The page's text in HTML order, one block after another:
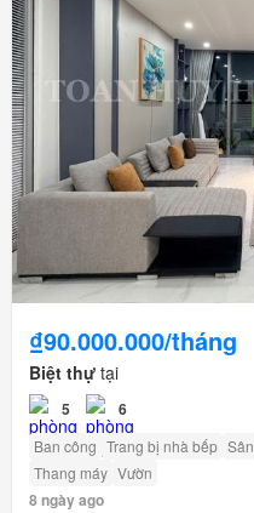
₫90.000.000/tháng
Biệt thự tại
5 6
Ban công Trang bị nhà bếp Sân
Thang máy Vườn
8 ngày ago